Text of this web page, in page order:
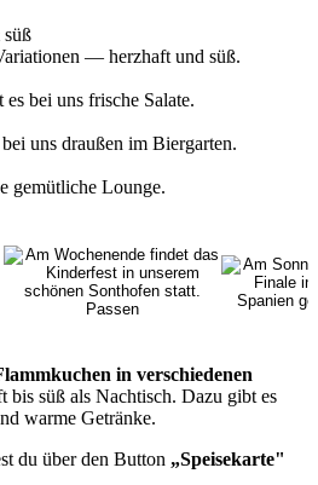
— herzhaft und süß.
bei uns frische Salate.
uns draußen im Biergarten.
gemütliche Lounge.
in verschiedenen
süß als Nachtisch. Dazu gibt es
warme Getränke.
du über den Button „Speisekarte"